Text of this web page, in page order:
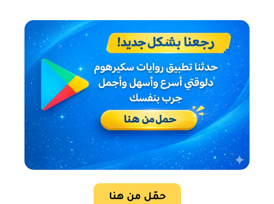
حمّل من هنا